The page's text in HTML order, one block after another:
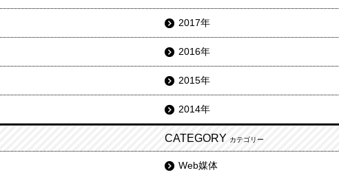
2017年
2016年
2015年
2014年
CATEGORY カテゴリー
Web媒体